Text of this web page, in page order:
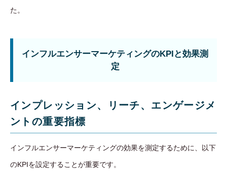
た。
インフルエンサーマーケティングのKPIと効果測
定
インプレッション、リーチ、エンゲージメ
ントの重要指標
インフルエンサーマーケティングの効果を測定するために、以下
のKPIを設定することが重要です。